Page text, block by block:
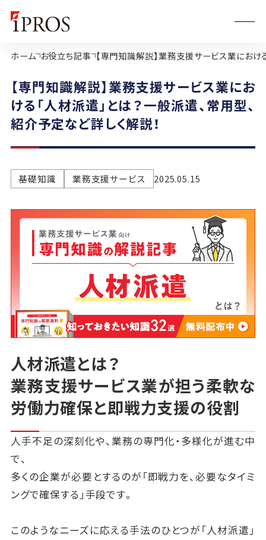
ホーム お役立ち記事 【専門知識解説】業務支援サービス業におけ
【専門知識解説】業務支援サービス業にお
ける「人材派遣」とは？一般派遣、常用型、
紹介予定など詳しく解説！
基礎知識 業務支援サービス 2025.05.15
人材派遣とは？
業務支援サービス業が担う柔軟な
労働力確保と即戦力支援の役割
人手不足の深刻化や、業務の専門化・多様化が進む中
で、
多くの企業が必要とするのが「即戦力を、必要なタイミ
ングで確保する」手段です。
このようなニーズに応える手法のひとつが「人材派遣」